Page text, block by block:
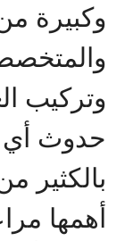
وكبيرة
وتركيب
حدوث أي
بالكثير
أهمها